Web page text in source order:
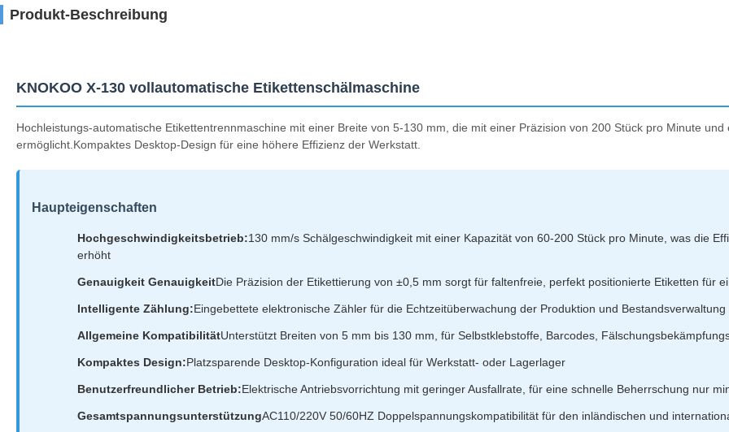
Produkt-Beschreibung
KNOKOO X-130 vollautomatische Etikettenschälmaschine
Hochleistungs-automatische Etikettentrennmaschine mit einer Breite von 5-130 mm, die mit einer Präzision von 200 Stück pro Minute
ermöglicht.Kompaktes Desktop-Design für eine höhere Effizienz der Werkstatt.
Haupteigenschaften
Hochgeschwindigkeitsbetrieb:130 mm/s Schälgeschwindigkeit mit einer Kapazität von 60-200 Stück pro Minute, was die
erhöht
Genauigkeit GenauigkeitDie Präzision der Etikettierung von ±0,5 mm sorgt für faltenfreie, perfekt positionierte Etiketten für
Intelligente Zählung:Eingebettete elektronische Zähler für die Echtzeitüberwachung der Produktion und Bestandsverwaltung
Allgemeine KompatibilitätUnterstützt Breiten von 5 mm bis 130 mm, für Selbstklebstoffe, Barcodes,
Kompaktes Design:Platzsparende Desktop-Konfiguration ideal für Werkstatt- oder Lagerlager
Benutzerfreundlicher Betrieb:Elektrische Antriebsvorrichtung mit geringer Ausfallrate, für eine schnelle Beherrschung nur
GesamtspannungsunterstützungAC110/220V 50/60HZ Doppelspannungskompatibilität für den inländischen und